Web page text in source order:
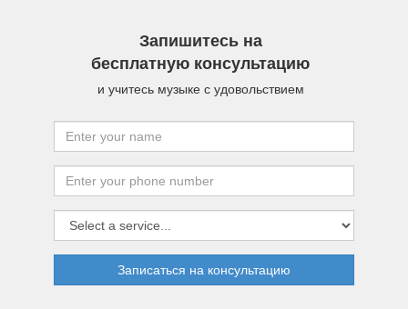
Запишитесь на
бесплатную консультацию
и учитесь музыке с удовольствием
Записаться на консультацию